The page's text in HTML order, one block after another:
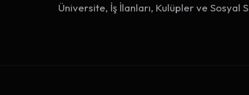
Üniversite, İş İlanları, Kulüpler ve Sosyal